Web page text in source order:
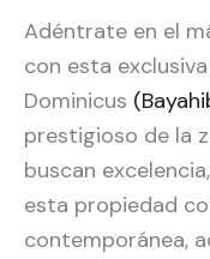
Adéntrate en el
con esta
Dominicus
prestigioso de la
buscan
esta propiedad
contemporánea,